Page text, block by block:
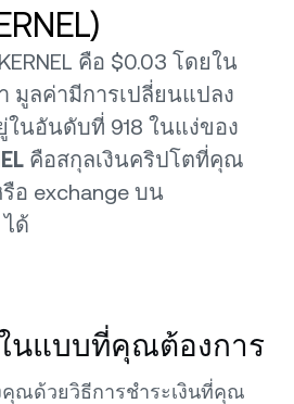
คือ $0.03 โดยใน
มูลค่ามีการเปลี่ยนแปลง
ในอันดับที่ 918 ในแง่ของ
คือสกุลเงินคริปโตที่คุณ
อ exchange บน
ด้
ในแบบที่คุณต้องการ
คุณด้วยวิธีการชำระเงินที่คุณ